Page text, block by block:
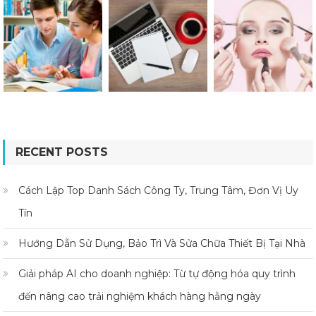
RECENT POSTS
Cách Lập Top Danh Sách Công Ty, Trung Tâm, Đơn Vị Uy
Tín
Hướng Dẫn Sử Dụng, Bảo Trì Và Sửa Chữa Thiết Bị Tại Nhà
Giải pháp AI cho doanh nghiệp: Từ tự động hóa quy trình
đến nâng cao trải nghiệm khách hàng hằng ngày